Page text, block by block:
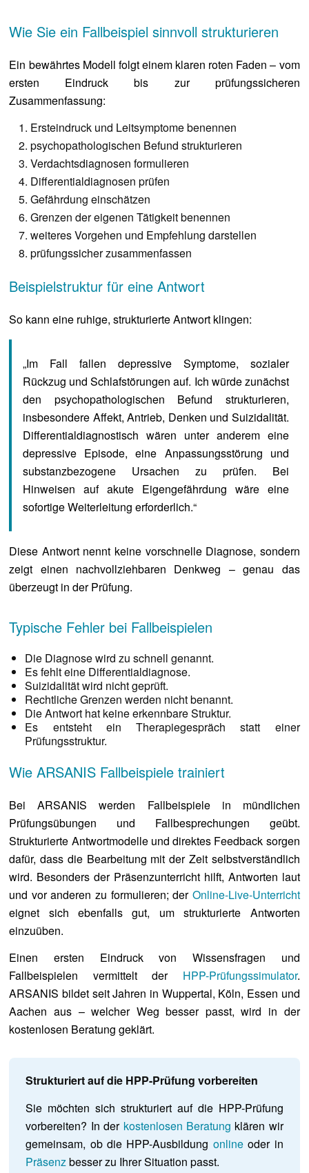
Wie Sie ein Fallbeispiel sinnvoll strukturieren
Ein bewährtes Modell folgt einem klaren roten Faden – vom
ersten Eindruck bis zur prüfungssicheren
Zusammenfassung:
Ersteindruck und Leitsymptome benennen
psychopathologischen Befund strukturieren
Verdachtsdiagnosen formulieren
Differentialdiagnosen prüfen
Gefährdung einschätzen
Grenzen der eigenen Tätigkeit benennen
weiteres Vorgehen und Empfehlung darstellen
prüfungssicher zusammenfassen
Beispielstruktur für eine Antwort
So kann eine ruhige, strukturierte Antwort klingen:
„Im Fall fallen depressive Symptome, sozialer
Rückzug und Schlafstörungen auf. Ich würde zunächst
den psychopathologischen Befund strukturieren,
insbesondere Affekt, Antrieb, Denken und Suizidalität.
Differentialdiagnostisch wären unter anderem eine
depressive Episode, eine Anpassungsstörung und
substanzbezogene Ursachen zu prüfen. Bei
Hinweisen auf akute Eigengefährdung wäre eine
sofortige Weiterleitung erforderlich.“
Diese Antwort nennt keine vorschnelle Diagnose, sondern
zeigt einen nachvollziehbaren Denkweg – genau das
überzeugt in der Prüfung.
Typische Fehler bei Fallbeispielen
Die Diagnose wird zu schnell genannt.
Es fehlt eine Differentialdiagnose.
Suizidalität wird nicht geprüft.
Rechtliche Grenzen werden nicht benannt.
Die Antwort hat keine erkennbare Struktur.
Es entsteht ein Therapiegespräch statt einer
Prüfungsstruktur.
Wie ARSANIS Fallbeispiele trainiert
Bei ARSANIS werden Fallbeispiele in mündlichen
Prüfungsübungen und Fallbesprechungen geübt.
Strukturierte Antwortmodelle und direktes Feedback sorgen
dafür, dass die Bearbeitung mit der Zeit selbstverständlich
wird. Besonders der Präsenzunterricht hilft, Antworten laut
und vor anderen zu formulieren; der Online-Live-Unterricht
eignet sich ebenfalls gut, um strukturierte Antworten
einzuüben.
Einen ersten Eindruck von Wissensfragen und
Fallbeispielen vermittelt der HPP-Prüfungssimulator.
ARSANIS bildet seit Jahren in Wuppertal, Köln, Essen und
Aachen aus – welcher Weg besser passt, wird in der
kostenlosen Beratung geklärt.
Strukturiert auf die HPP-Prüfung vorbereiten
Sie möchten sich strukturiert auf die HPP-Prüfung
vorbereiten? In der kostenlosen Beratung klären wir
gemeinsam, ob die HPP-Ausbildung onlineoder in
Präsenzbesser zu Ihrer Situation passt.